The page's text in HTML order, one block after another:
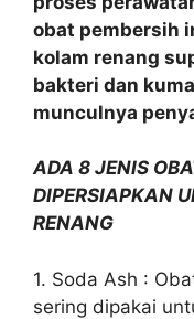
obat pembersih
kolam renang
bakteri dan
munculnya
ADA 8 JENIS
DIPERSIAPKAN
RENANG
1. Soda Ash :
sering dipakai